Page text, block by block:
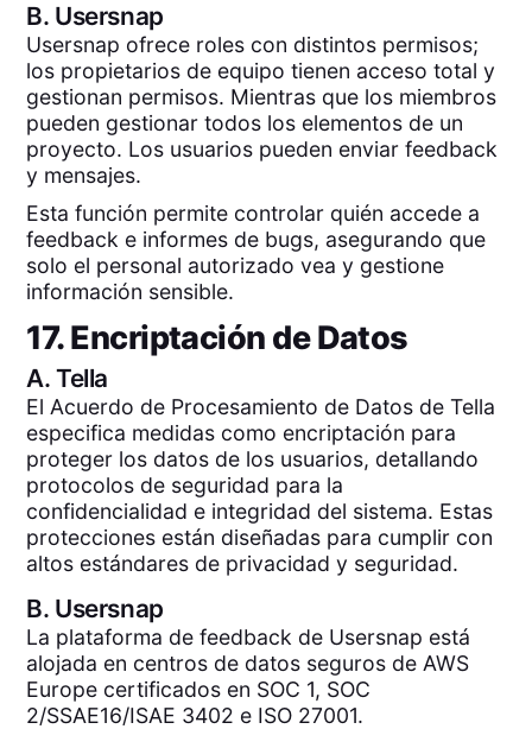
B. Usersnap
Usersnap ofrece roles con distintos permisos;
los propietarios de equipo tienen acceso total y
gestionan permisos. Mientras que los miembros
pueden gestionar todos los elementos de un
proyecto. Los usuarios pueden enviar feedback
y mensajes.
Esta función permite controlar quién accede a
feedback e informes de bugs, asegurando que
solo el personal autorizado vea y gestione
información sensible.
17. Encriptación de Datos
A.Tella
El Acuerdo de Procesamiento de Datos de Tella
especifica medidas como encriptación para
proteger los datos de los usuarios, detallando
protocolos de seguridad para la
confidencialidad e integridad del sistema. Estas
protecciones están diseñadas para cumplir con
altos estándares de privacidad y seguridad.
B. Usersnap
La plataforma de feedback de Usersnap está
alojada en centros de datos seguros de AWS
Europe certificados en SOC 1, SOC
2/SSAE16/ISAE 3402 e ISO 27001.